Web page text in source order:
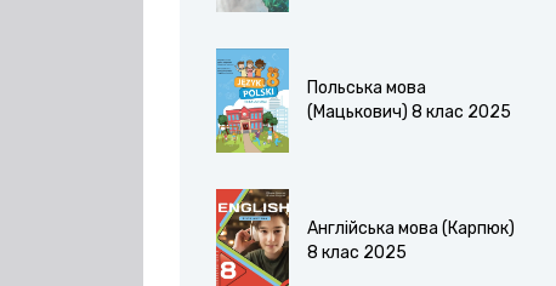
Польська мова
(Мацькович) 8 клас 2025
Англійська мова (Карпюк)
8 клас 2025